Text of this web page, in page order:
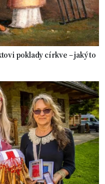
poklady církve – jaký to